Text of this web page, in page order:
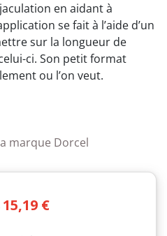
en aidant à
se fait à l’aide d’un
sur la longueur de
ci. Son petit format
ou l’on veut.
marque Dorcel
15,19 €